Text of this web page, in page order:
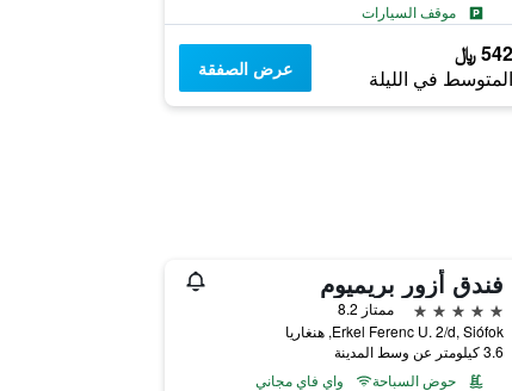
موقف السيارات
542 ﷼
المتوسط في الليلة عرض الصفقة
فندق أزور بريميوم
5 نجوم
ممتاز 8.2
Erkel Ferenc U. 2/d, Siófok, هنغاريا
3.6 كيلومتر عن وسط المدينة
حوض السباحة
واي فاي مجاني